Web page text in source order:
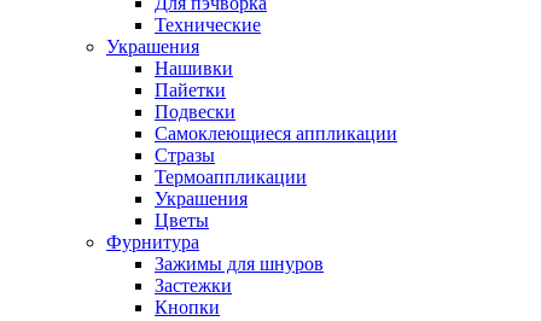
Технические
Украшения
Нашивки
Пайетки
Подвески
Самоклеющиеся аппликации
Стразы
Термоаппликации
Украшения
Цветы
Фурнитура
Зажимы для шнуров
Застежки
Кнопки